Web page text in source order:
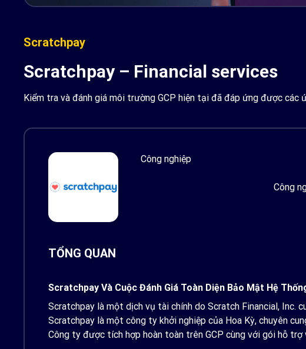
Scratchpay
Scratchpay – Financial services
Kiểm tra và đánh giá môi trường GCP hiện tại đã đáp ứng được
Công nghiệp
Công
TỔNG QUAN
Scratchpay Và Cuộc Đánh Giá Toàn Diện Bảo Mật Hệ
Scratchpay là một dịch vụ tài chính do Scratch Financial, Inc.
Scratchpay là một công ty khởi nghiệp của Hoa Kỳ, chuyên
Công ty được tích hợp hoàn toàn trên GCP cùng với gói hỗ trợ